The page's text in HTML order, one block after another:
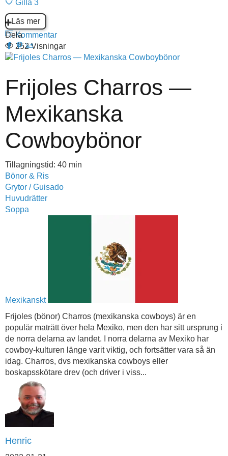
Gilla 3
Läs mer
Kommentar
252 Visningar
Dela
Frijoles Charros —
Mexikanska
Cowboybönor
Tillagningstid: 40 min
Bönor & Ris
Grytor / Guisado
Huvudrätter
Soppa
Mexikanskt
Frijoles (bönor) Charros (mexikanska cowboys) är en
populär maträtt över hela Mexiko, men den har sitt ursprung i
de norra delarna av landet. I norra delarna av Mexiko har
cowboy-kulturen länge varit viktig, och fortsätter vara så än
idag. Charros, dvs mexikanska cowboys eller
boskapsskötare drev (och driver i viss...
Henric